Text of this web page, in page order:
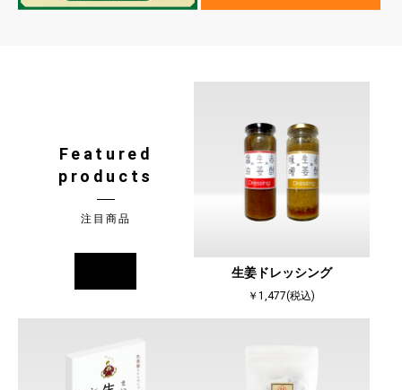
Featured
products
注目商品
生姜ドレッシング
￥1,477(税込)